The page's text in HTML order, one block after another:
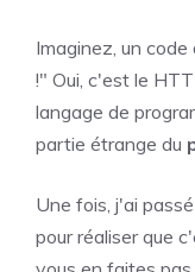
Imaginez, un
!" Oui, c'est le
langage de
partie étrange du
Une fois, j'ai
pour réaliser que